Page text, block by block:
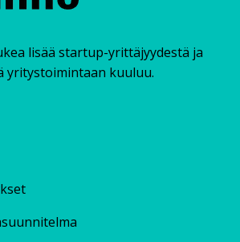
lisää startup-yrittäjyydestä ja
yritystoimintaan kuuluu.